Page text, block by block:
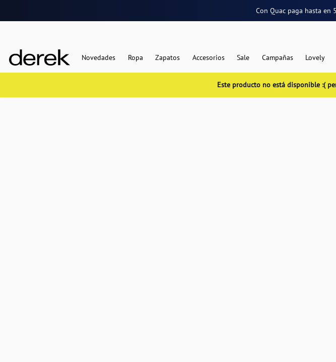
Con Quac paga hasta en
Novedades Ropa Zapatos Accesorios Sale Campañas Lovely
Este producto no está disponible :(